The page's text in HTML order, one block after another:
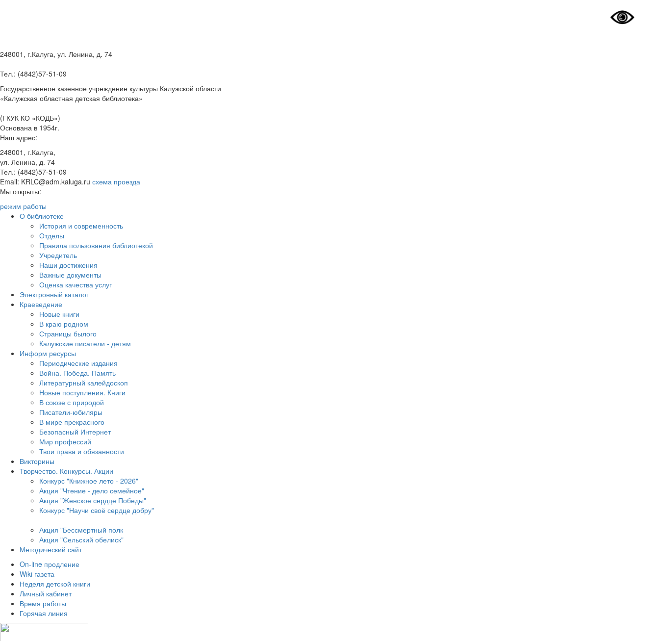
248001, г.Калуга, ул. Ленина, д. 74
Тел.: (4842)57-51-09
Государственное казенное учреждение культуры Калужской области
«Калужская областная детская библиотека»
(ГКУК КО «КОДБ»)
Основана в 1954г.
Наш адрес:
248001, г.Калуга,
ул. Ленина, д. 74
Тел.: (4842)57-51-09
Email: KRLC@adm.kaluga.ru схема проезда
Мы открыты:
режим работы
О библиотеке
История и современность
Отделы
Правила пользования библиотекой
Учредитель
Наши достижения
Важные документы
Оценка качества услуг
Электронный каталог
Краеведение
Новые книги
В краю родном
Страницы былого
Калужские писатели - детям
Информ ресурсы
Периодические издания
Война. Победа. Память
Литературный калейдоскоп
Новые поступления. Книги
В союзе с природой
Писатели-юбиляры
В мире прекрасного
Безопасный Интернет
Мир профессий
Твои права и обязанности
Викторины
Творчество. Конкурсы. Акции
Конкурс "Книжное лето - 2026"
Акция "Чтение - дело семейное"
Акция "Женское сердце Победы"
Конкурс "Научи своё сердце добру"
Акция "Бессмертный полк
Акция "Сельский обелиск"
Методический сайт
On-line продление
Wiki газета
Неделя детской книги
Личный кабинет
Время работы
Горячая линия